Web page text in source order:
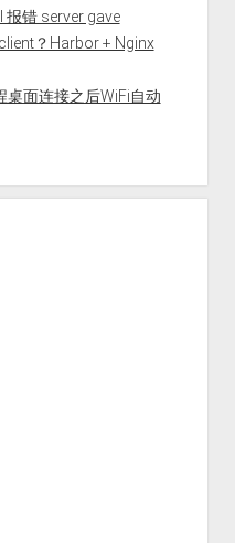
报错 server gave
？Harbor + Nginx
面连接之后WiFi自动